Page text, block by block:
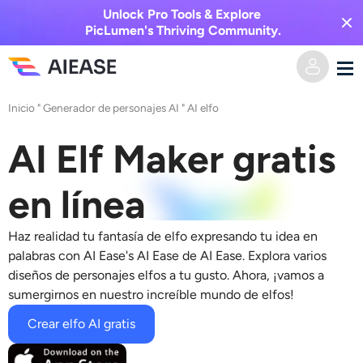
Unlock Pro Tools & Explore
PicLumen's Thriving Community.
Hogar
AI Video
Texto a video
Imagen a video
Efectos de video
Generador de besos de IA
Efectos de video
Imagen AI
Imagen a imagen
Herramientas de IA
Editor y creador de fotos
Precios
Inicio "Generador de personajes AI "AI elfo
AI Elf Maker gratis
en línea
Haz realidad tu fantasía de elfo expresando tu idea en
palabras con AI Ease's AI Ease de AI Ease. Explora varios
diseños de personajes elfos a tu gusto. Ahora, ¡vamos a
sumergirnos en nuestro increíble mundo de elfos!
Crear elfo AI gratis